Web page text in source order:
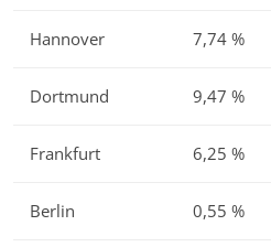
Hannover 7,74 %
Dortmund 9,47 %
Frankfurt 6,25 %
Berlin 0,55 %